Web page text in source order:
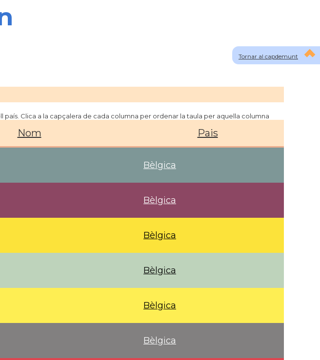
Tornar al capdemunt
Clica a la capçalera de cada columna per ordenar la taula per aquella columna
Nom Pais
Bèlgica
Bèlgica
Bèlgica
Bèlgica
Bèlgica
Bèlgica